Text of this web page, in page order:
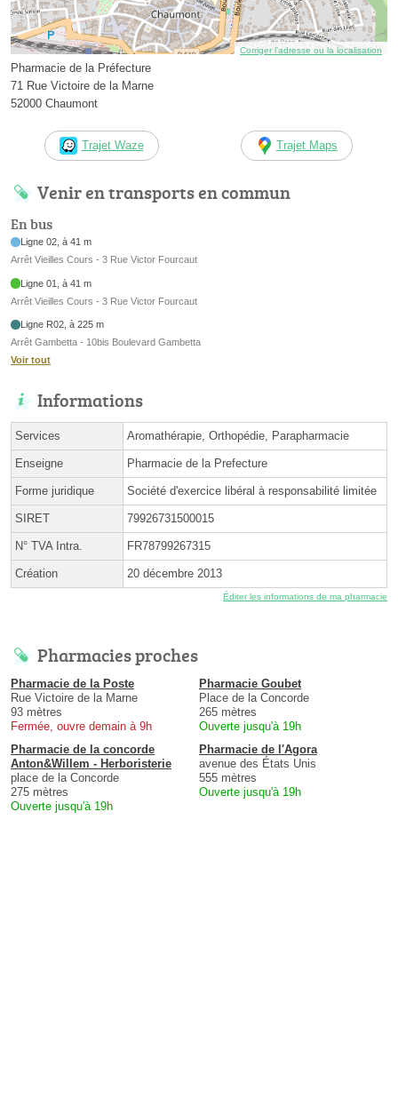
Corriger l’adresse ou la localisation
Pharmacie de la Préfecture
71 Rue Victoire de la Marne
52000 Chaumont
Trajet Waze Trajet Maps
Venir en transports en commun
En bus
Ligne 02, à 41 m
Arrêt Vieilles Cours - 3 Rue Victor Fourcaut
Ligne 01, à 41 m
Arrêt Vieilles Cours - 3 Rue Victor Fourcaut
Ligne R02, à 225 m
Arrêt Gambetta - 10bis Boulevard Gambetta
Voir tout
Informations
Services Aromathérapie, Orthopédie, Parapharmacie
Enseigne Pharmacie de la Prefecture
Forme juridique Société d'exercice libéral à responsabilité limitée
SIRET 79926731500015
N° TVA Intra. FR78799267315
Création 20 décembre 2013
Éditer les informations de ma pharmacie
Pharmacies proches
Pharmacie de la Poste
Rue Victoire de la Marne
93 mètres
Fermée, ouvre demain à 9h
Pharmacie Goubet
Place de la Concorde
265 mètres
Ouverte jusqu'à 19h
Pharmacie de la concorde
Anton&Willem - Herboristerie
place de la Concorde
275 mètres
Ouverte jusqu'à 19h
Pharmacie de l'Agora
avenue des États Unis
555 mètres
Ouverte jusqu'à 19h